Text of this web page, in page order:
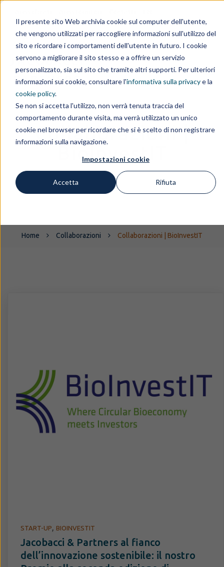
Il presente sito Web archivia cookie sul computer dell'utente,
che vengono utilizzati per raccogliere informazioni sull'utilizzo del
sito e ricordare i comportamenti dell'utente in futuro. I cookie
servono a migliorare il sito stesso e a offrire un servizio
personalizzato, sia sul sito che tramite altri supporti. Per ulteriori
informazioni sui cookie, consultare l'informativa sulla privacye la
cookie policy.
Se non si accetta l'utilizzo, non verrà tenuta traccia del
comportamento durante visita, ma verrà utilizzato un unico
cookie nel browser per ricordare che si è scelto di non registrare
informazioni sulla navigazione.
Impostazioni cookie
Accetta Rifiuta
IL GRUPPO
Collaborazioni |
BioInvestIT
Home Collaborazioni Collaborazioni | BioInvestIT
START-UP, BIOINVESTIT
Jacobacci & Partners al fianco
dell’innovazione sostenibile: il nostro